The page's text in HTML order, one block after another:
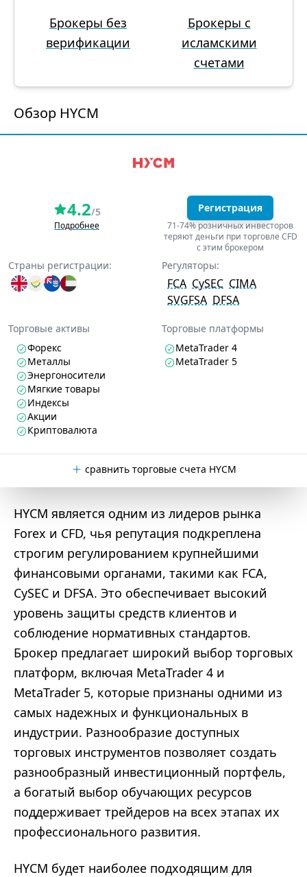
Брокеры без
верификации
Брокеры с
исламскими
счетами
Обзор HYCM
4.2/5
Подробнее
Регистрация
71-74% розничных инвесторов
теряют деньги при торговле CFD
с этим брокером
Страны регистрации: Регуляторы:
FCA CySEC CIMA
SVGFSA DFSA
Торговые активы
Форекс
Металлы
Энергоносители
Мягкие товары
Индексы
Акции
Криптовалюта
Торговые платформы
MetaTrader 4
MetaTrader 5
сравнить торговые счета HYCM
HYCM является одним из лидеров рынка
Forex и CFD, чья репутация подкреплена
строгим регулированием крупнейшими
финансовыми органами, такими как FCA,
CySEC и DFSA. Это обеспечивает высокий
уровень защиты средств клиентов и
соблюдение нормативных стандартов.
Брокер предлагает широкий выбор торговых
платформ, включая MetaTrader 4 и
MetaTrader 5, которые признаны одними из
самых надежных и функциональных в
индустрии. Разнообразие доступных
торговых инструментов позволяет создать
разнообразный инвестиционный портфель,
а богатый выбор обучающих ресурсов
поддерживает трейдеров на всех этапах их
профессионального развития.
HYCM будет наиболее подходящим для